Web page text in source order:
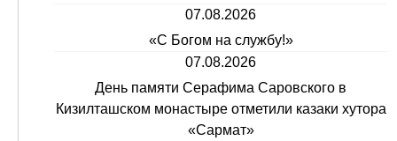
07.08.2026
«С Богом на службу!»
07.08.2026
День памяти Серафима Саровского в
Кизилташском монастыре отметили казаки хутора
«Сармат»